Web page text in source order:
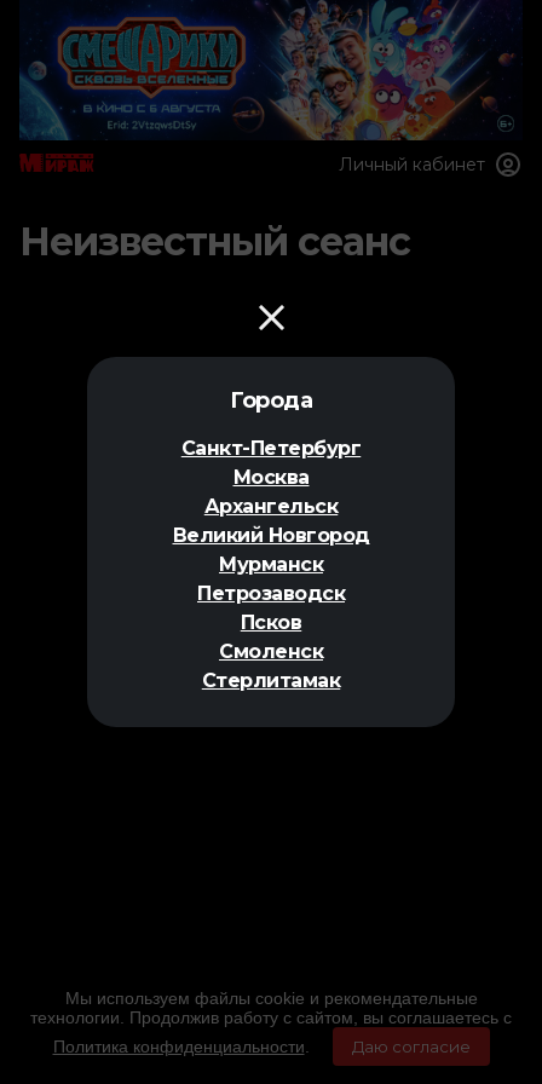
Города
Санкт-Петербург
Москва
Архангельск
Великий Новгород
Мурманск
Петрозаводск
Псков
Смоленск
Стерлитамак
Личный кабинет
Неизвестный сеанс
Мы используем файлы cookie и рекомендательные
технологии. Продолжив работу с сайтом, вы соглашаетесь с
Политика конфиденциальности
Даю согласие